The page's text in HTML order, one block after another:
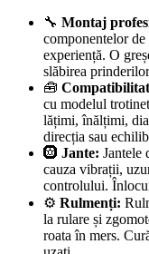
🔧 Montaj
componentelor de
experiență. O
slăbirea
🧰
cu modelul
lățimi, înălțimi,
direcția sau
🛞 Jante: Jantele
cauza vibrații,
controlului.
⚙️ Rulmenți:
la rulare și
roata în mers.